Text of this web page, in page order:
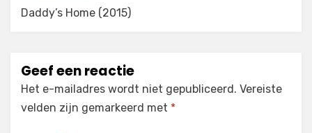
Daddy’s Home (2015)
Geef een reactie
Het e-mailadres wordt niet gepubliceerd. Vereiste
velden zijn gemarkeerd met *